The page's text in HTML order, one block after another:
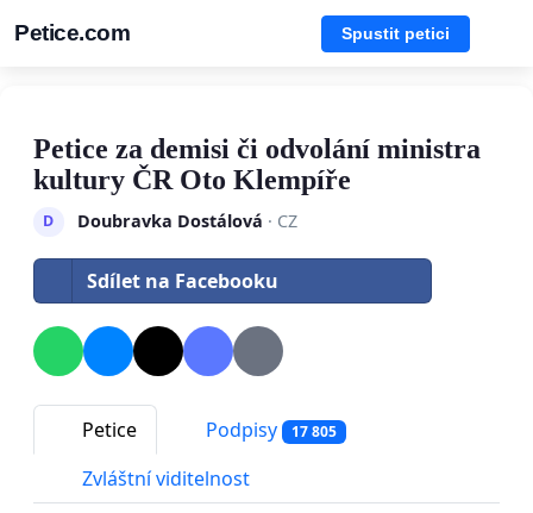
Petice.com Spustit petici
Petice za demisi či odvolání ministra
kultury ČR Oto Klempíře
D Doubravka Dostálová · CZ
Sdílet na Facebooku
Petice Podpisy 17 805
Zvláštní viditelnost